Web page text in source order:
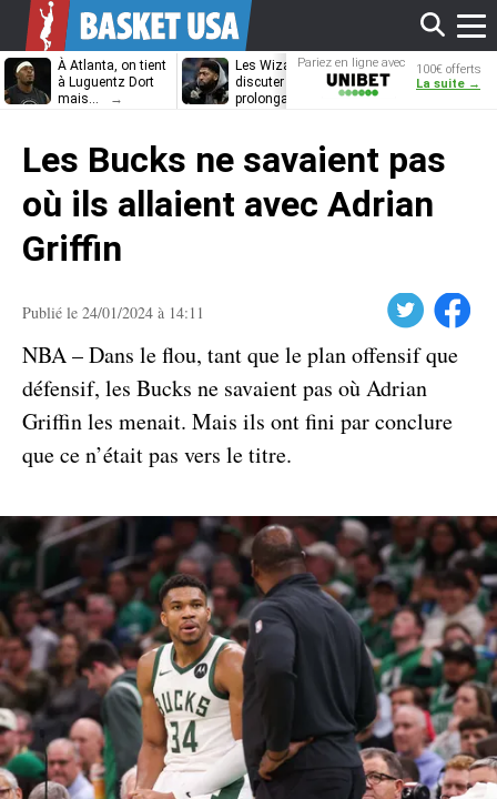
À Atlanta, on tient
à Luguentz Dort
mais…
Les Wizards vont
discuter
prolongation avec
Dennis
découvrira-t-il
Pariez en ligne avec
Unibet
100€ offerts
La suite →
Les Bucks ne savaient pas
où ils allaient avec Adrian
Griffin
Publié le 24/01/2024 à 14:11 Facebook
NBA – Dans le flou, tant que le plan offensif que
défensif, les Bucks ne savaient pas où Adrian
Griffin les menait. Mais ils ont fini par conclure
que ce n’était pas vers le titre.